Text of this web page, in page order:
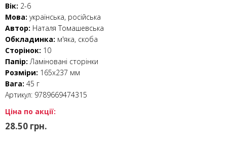
Вік: 2-6
Мова: українська, російська
Автор: Наталя Томашевська
Обкладинка: м'яка, скоба
Сторінок: 10
Папір: Ламіновані сторінки
Розміри: 165х237 мм
Вага: 45 г
Артикул: 9789669474315
Ціна по акції:
28.50 грн.